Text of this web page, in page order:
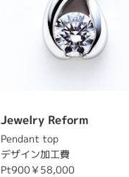
Jewelry Reform
Pendant top
デザイン加工費
Pt900￥58,000